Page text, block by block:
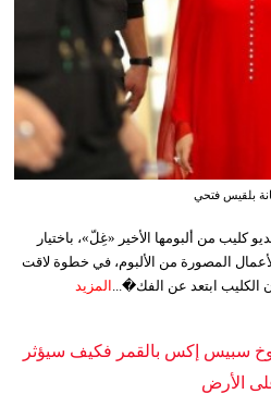
بلقيس فتحي
كليب من ألبومها الأخير «غِلّ»، باختيار
المصورة من الألبوم، في خطوة لاقت
الكليب ابتعد عن الفك�... المزيد
سبيس إكس بالقمر فكيف سيؤثر
الأرض